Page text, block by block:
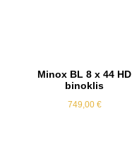
Minox BL 8 x 44 HD
binoklis
749,00 €